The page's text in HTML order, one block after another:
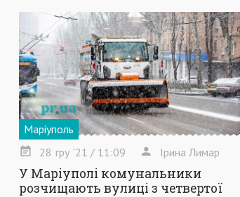
Маріуполь
28 гру '21 / 11:09 Ірина Лимар
У Маріуполі комунальники
розчищають вулиці з четвертої